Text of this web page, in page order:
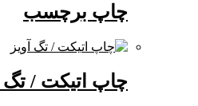
چاپ برچسب
چاپ اتیکت / تگ آویز